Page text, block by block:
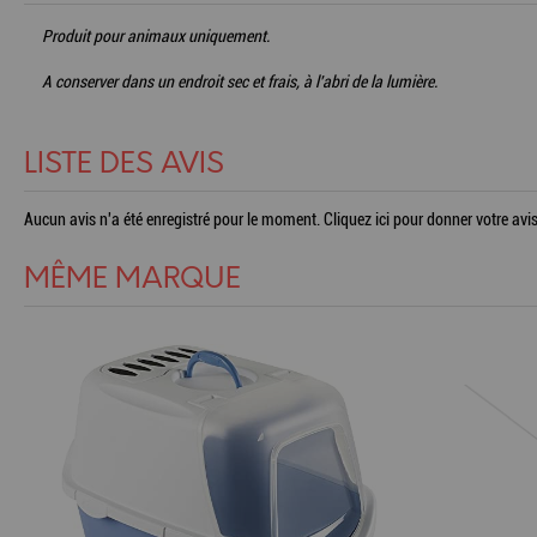
Produit pour animaux uniquement.
A conserver dans un endroit sec et frais, à l'abri de la lumière.
LISTE DES AVIS
Aucun avis n'a été enregistré pour le moment. Cliquez ici pour donner votre
MÊME MARQUE